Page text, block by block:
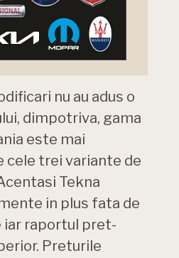
nu au adus o
dimpotriva, gama
este mai
cele trei variante de
Tekna
in plus fata de
iar raportul pret-
Preturile